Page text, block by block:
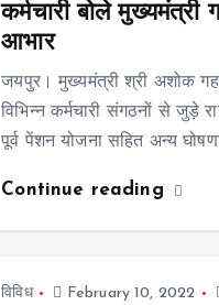
कर्मचारी बोले
आभार
जयपुर। मुख्यमंत्री श्री अशोक
विभिन्न कर्मचारी संगठनों से जुड़े
पूर्व पेंशन योजना सहित अन्य
Continue reading
विविध February 10, 2022